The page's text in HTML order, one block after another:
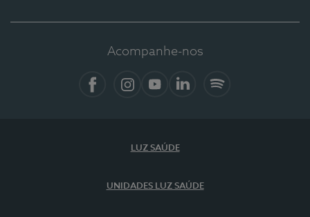
Acompanhe-nos
LUZ SAÚDE
UNIDADES LUZ SAÚDE